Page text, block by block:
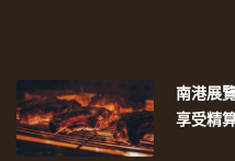
南港展
享受精